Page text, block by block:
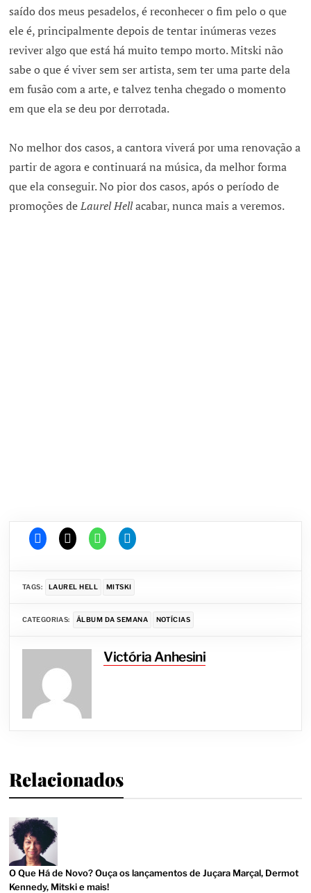
saído dos meus pesadelos, é reconhecer o fim pelo o que
ele é, principalmente depois de tentar inúmeras vezes
reviver algo que está há muito tempo morto. Mitski não
sabe o que é viver sem ser artista, sem ter uma parte dela
em fusão com a arte, e talvez tenha chegado o momento
em que ela se deu por derrotada.
No melhor dos casos, a cantora viverá por uma renovação a
partir de agora e continuará na música, da melhor forma
que ela conseguir. No pior dos casos, após o período de
promoções deLaurel Hellacabar, nunca mais a veremos.
TAGS: LAUREL HELL MITSKI
CATEGORIAS: ÁLBUM DA SEMANA NOTÍCIAS
Victória Anhesini
Relacionados
O Que Há de Novo? Ouça os lançamentos de Juçara Marçal, Dermot
Kennedy, Mitski e mais!